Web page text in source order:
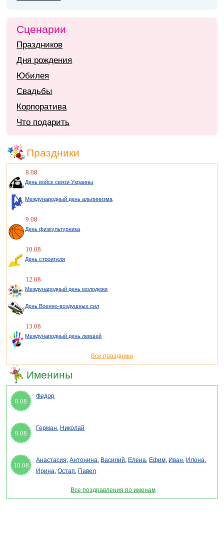
Сценарии
Праздников
Дня рождения
Юбилея
Свадьбы
Корпоратива
Что подарить
Праздники
8.08
День войск связи Украины
Международный день альпинизма
9.08
День физкультурника
10.08
День строителя
12.08
Международный день молодежи
День Военно-воздушных сил
13.08
Международный день левшей
Все праздники
Именины
8.08
Федор
9.08
Герман, Николай
10.08
Анастасия,Антонина, Василий, Елена, Ефим, Иван, Илона,
Ирина,Остап, Павел
Все поздравления по именам